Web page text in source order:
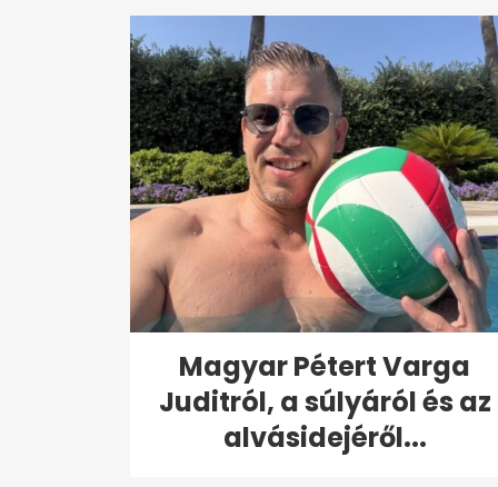
Magyar Pétert Varga
Juditról, a súlyáról és az
alvásidejéről...